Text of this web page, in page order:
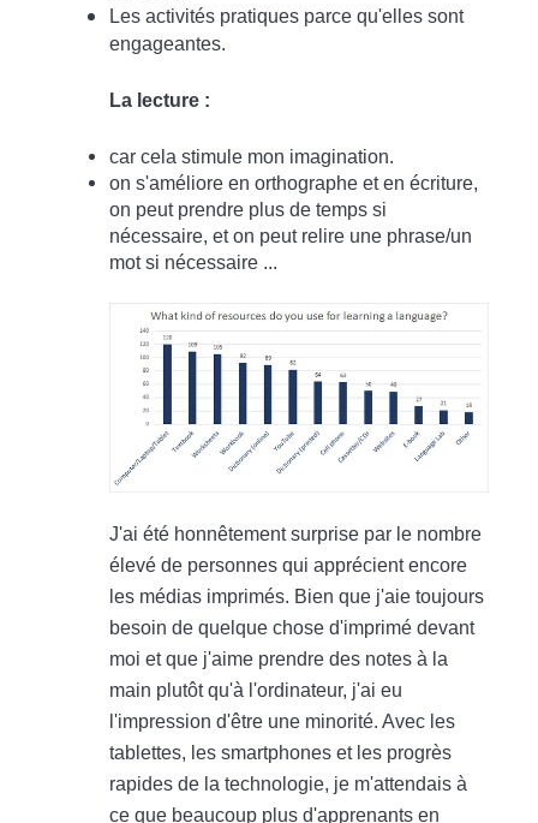
Les activités pratiques parce qu'elles sont
engageantes.
La lecture :
car cela stimule mon imagination.
on s'améliore en orthographe et en écriture,
on peut prendre plus de temps si
nécessaire, et on peut relire une phrase/un
mot si nécessaire ...
J'ai été honnêtement surprise par le nombre
élevé de personnes qui apprécient encore
les médias imprimés. Bien que j'aie toujours
besoin de quelque chose d'imprimé devant
moi et que j'aime prendre des notes à la
main plutôt qu'à l'ordinateur, j'ai eu
l'impression d'être une minorité. Avec les
tablettes, les smartphones et les progrès
rapides de la technologie, je m'attendais à
ce que beaucoup plus d'apprenants en